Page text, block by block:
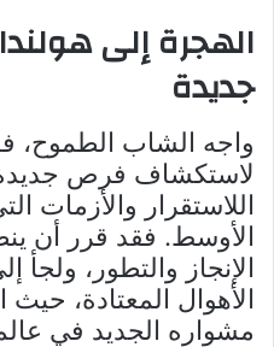
الهجرة إلى
جديدة
واجه الشاب الطموح،
لاستكشاف فرص
اللاستقرار والأزمات
الأوسط. فقد قرر أن
الإنجاز والتطور، ولجأ
الأهوال المعتادة، حيث
مشواره الجديد في